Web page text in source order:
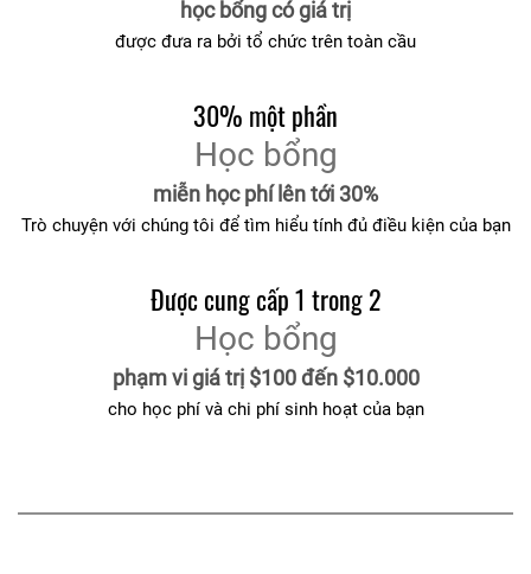
học bổng có giá trị
được đưa ra bởi tổ chức trên toàn cầu
30% một phần
Học bổng
miễn học phí lên tới 30%
Trò chuyện với chúng tôi để tìm hiểu tính đủ điều kiện của bạn
Được cung cấp 1 trong 2
Học bổng
phạm vi giá trị $100 đến $10.000
cho học phí và chi phí sinh hoạt của bạn